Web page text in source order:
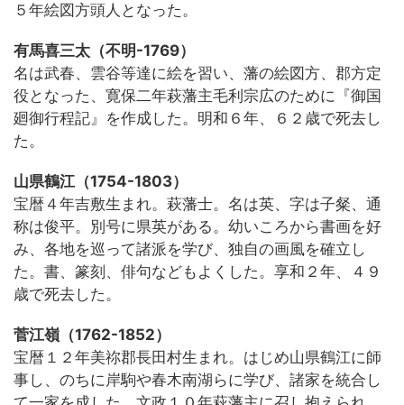
５年絵図方頭人となった。
有馬喜三太（不明-1769）
名は武春、雲谷等達に絵を習い、藩の絵図方、郡方定
役となった、寛保二年萩藩主毛利宗広のために『御国
廻御行程記』を作成した。明和６年、６２歳で死去し
た。
山県鶴江（1754-1803）
宝暦４年吉敷生まれ。萩藩士。名は英、字は子粲、通
称は俊平。別号に県英がある。幼いころから書画を好
み、各地を巡って諸派を学び、独自の画風を確立し
た。書、篆刻、俳句などもよくした。享和２年、４９
歳で死去した。
菅江嶺（1762-1852）
宝暦１２年美祢郡長田村生まれ。はじめ山県鶴江に師
事し、のちに岸駒や春木南湖らに学び、諸家を統合し